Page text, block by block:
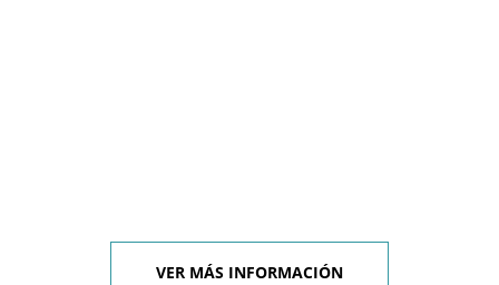
VER MÁS INFORMACIÓN